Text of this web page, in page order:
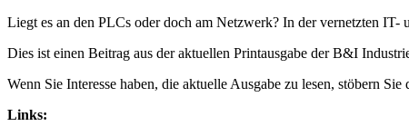
Liegt es an den PLCs oder doch am Netzwerk? In der vernetzten
Dies ist einen Beitrag aus der aktuellen Printausgabe der B&I
Wenn Sie Interesse haben, die aktuelle Ausgabe zu lesen, stöbern
Links: